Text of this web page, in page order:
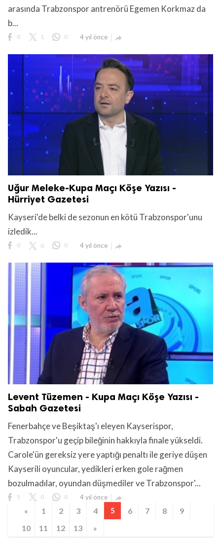
arasında Trabzonspor antrenörü Egemen Korkmaz da
b...
0 1 0 4 yıl önce 
Uğur Meleke-Kupa Maçı Köşe Yazısı -
Hürriyet Gazetesi
Kayseri'de belki de sezonun en kötü Trabzonspor'unu
izledik...
0 0 0 4 yıl önce 
Levent Tüzemen - Kupa Maçı Köşe Yazısı -
Sabah Gazetesi
Fenerbahçe ve Beşiktaş'ı eleyen Kayserispor,
Trabzonspor'u geçip bileğinin hakkıyla finale yükseldi.
Carole'ün gereksiz yere yaptığı penaltı ile geriye düşen
Kayserili oyuncular, yedikleri erken gole rağmen
bozulmadılar, oyundan düşmediler ve Trabzonspor'...
5 0 0 4 yıl önce 
« 1 2 3 4 5 6 7 8
9
10
11 12 13 »